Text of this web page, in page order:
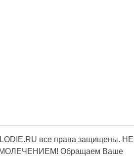
все права защищены. НЕ
Обращаем Ваше